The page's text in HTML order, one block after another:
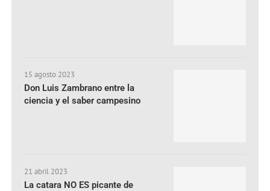
15 agosto 2023
Don Luis Zambrano entre la
ciencia y el saber campesino
21 abril 2023
La catara NO ES picante de